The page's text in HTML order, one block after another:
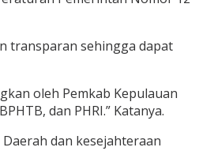
transparan sehingga dapat
oleh Pemkab Kepulauan
dan PHRI.” Katanya.
dan kesejahteraan